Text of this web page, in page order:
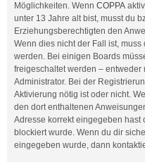
Möglichkeiten. Wenn COPPA
unter 13 Jahre alt bist, musst du
Erziehungsberechtigten den
Wenn dies nicht der Fall ist,
werden. Bei einigen Boards
freigeschaltet werden –
Administrator. Bei der
Aktivierung nötig ist oder nicht.
den dort enthaltenen
Adresse korrekt eingegeben hast
blockiert wurde. Wenn du dir
eingegeben wurde, dann